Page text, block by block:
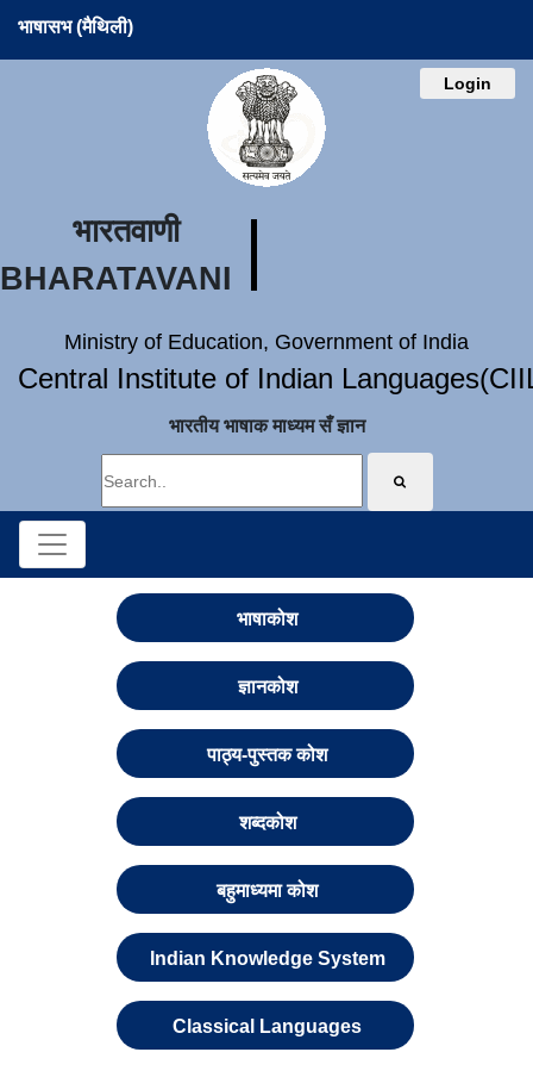
भाषासभ (मैथिली)
Login
भारतवाणी
BHARATAVANI
Ministry of Education, Government of India
Central Institute of Indian
भारतीय भाषाक माध्यम सँ ज्ञान
भाषाकोश
ज्ञानकोश
पाठ्य-पुस्तक कोश
शब्दकोश
बहुमाध्यमा कोश
Indian Knowledge System
Classical Languages